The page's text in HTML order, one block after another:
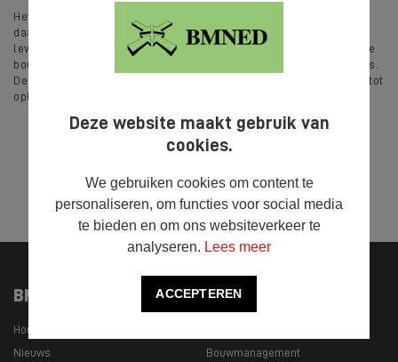
Deze website maakt gebruik van
cookies.
We gebruiken cookies om content te
personaliseren, om functies voor social media
te bieden en om ons websiteverkeer te
analyseren. Lees meer
ACCEPTEREN
Het berekenen van constructies en de realisatie van de
daadwerkelijke bouw is een van de disciplines van BMNED. Zo
levert BMNED onder andere de technische vertaling van complexe
bouwkundige opdrachten en het ontwerpen van draagconstructies.
Desgewenst leiden wij ook het gehele bouwtraject van aanvraag tot
oplevering.

BMNED
Home
Nieuws
Onze specialisaties
Bouwmanagement